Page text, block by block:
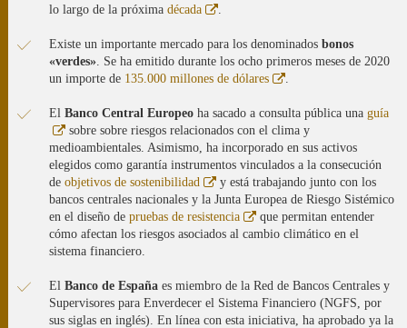
lo largo de la próxima década
Abre
nueva
Existe un importante mercado para los denominados bonos
«verdes» . Se ha emitido durante los ocho primeros meses de 2020
un importe de 135.000 millones de dólares
Abre
nueva
El Banco Central Europeo ha sacado a consulta pública una guía
Abre
en
ventana
nueva
sobre sobre riesgos relacionados con el clima y
medioambientales. Asimismo, ha incorporado en sus activos
elegidos como garantía instrumentos vinculados a la consecución
de objetivos de sostenibilidad
Abre
en
ventana
nueva
y está trabajando junto con los
bancos centrales nacionales y la Junta Europea de Riesgo Sistémico
en el diseño de pruebas de resistencia
Abre
en
ventana
que permitan entender
cómo afectan los riesgos asociados al cambio climático en el
sistema financiero.
El Banco de España es miembro de la Red de Bancos Centrales y
Supervisores para Enverdecer el Sistema Financiero (NGFS, por
sus siglas en inglés). En línea con esta iniciativa, ha aprobado ya la